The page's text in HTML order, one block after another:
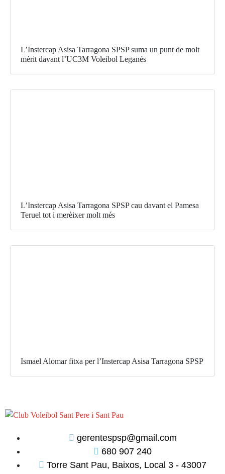
L’Instercap Asisa Tarragona SPSP suma un punt de molt
mèrit davant l’UC3M Voleibol Leganés
L’Instercap Asisa Tarragona SPSP cau davant el Pamesa
Teruel tot i merèixer molt més
Ismael Alomar fitxa per l’Instercap Asisa Tarragona SPSP
gerentespsp@gmail.com
680 907 240
Torre Sant Pau, Baixos, Local 3 - 43007